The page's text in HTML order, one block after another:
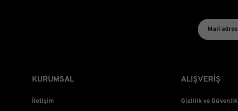
KURUMSAL
İletişim
ALIŞVERİŞ
Gizlilik ve Güvenlik